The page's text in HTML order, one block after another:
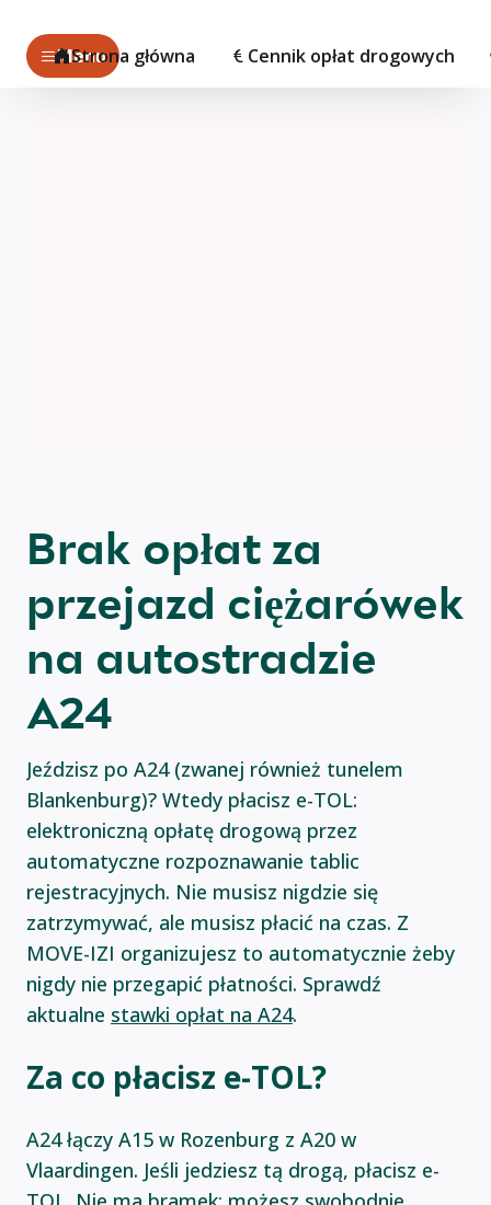
Menu
Strona główna Cennik opłat drogowych
Brak opłat za
przejazd ciężarówek
na autostradzie
A24
Jeździsz po A24 (zwanej również tunelem
Blankenburg)? Wtedy płacisz e-TOL:
elektroniczną opłatę drogową przez
automatyczne rozpoznawanie tablic
rejestracyjnych. Nie musisz nigdzie się
zatrzymywać, ale musisz płacić na czas. Z
MOVE-IZI organizujesz to automatycznie żeby
nigdy nie przegapić płatności. Sprawdź
aktualne stawki opłat na A24.
Za co płacisz e-TOL?
A24 łączy A15 w Rozenburg z A20 w
Vlaardingen. Jeśli jedziesz tą drogą, płacisz e-